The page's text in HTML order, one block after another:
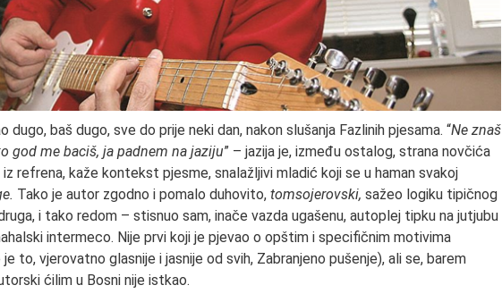
dugo, baš dugo, sve do prije neki dan, nakon slušanja Fazlinih pjesama. “Ne znaš
god me baciš, ja padnem na jaziju” – jazija je, između ostalog, strana novčića
refrena, kaže kontekst pjesme, snalažljivi mladić koji se u haman svakoj
Tako je autor zgodno i pomalo duhovito, tomsojerovski, sažeo logiku tipičnog
i tako redom – stisnuo sam, inače vazda ugašenu, autoplej tipku na jutjubu
intermeco. Nije prvi koji je pjevao o opštim i specifičnim motivima
to, vjerovatno glasnije i jasnije od svih, Zabranjeno pušenje), ali se, barem
ćilim u Bosni nije istkao.